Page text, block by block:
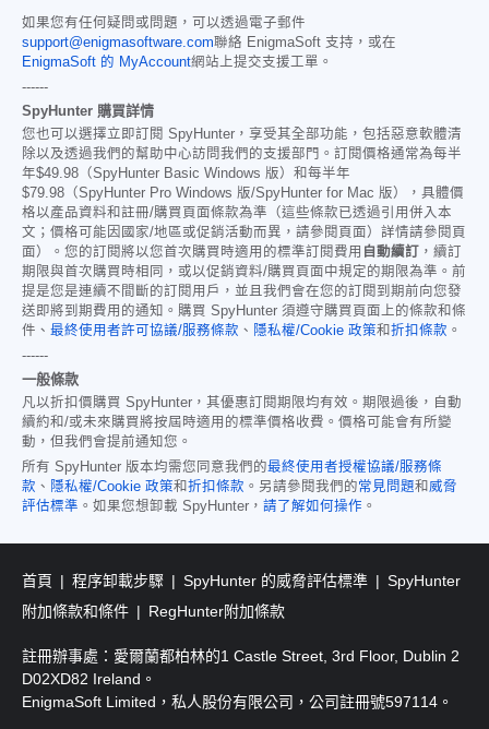
如果您有任何疑問或問題，可以透過電子郵件
support@enigmasoftware.com聯絡 EnigmaSoft 支持，或在
EnigmaSoft 的 MyAccount網站上提交支援工單。
------
SpyHunter 購買詳情
您也可以選擇立即訂閱 SpyHunter，享受其全部功能，包括惡意軟體清
除以及透過我們的幫助中心訪問我們的支援部門。訂閱價格通常為每半
年$49.98 （SpyHunter Basic Windows 版）和每半年
$79.98 （SpyHunter Pro Windows 版/SpyHunter for Mac 版），具體價
格以產品資料和註冊/購買頁面條款為準（這些條款已透過引用併入本
文；價格可能因國家/地區或促銷活動而異，請參閱頁面）詳情請參閱頁
面）。您的訂閱將以您首次購買時適用的標準訂閱費用 自動續訂
，續訂
期限與首次購買時相同，或以促銷資料/購買頁面中規定的期限為準。前
提是您是連續不間斷的訂閱用戶，並且我們會在您的訂閱到期前向您發
送即將到期費用的通知。購買 SpyHunter 須遵守購買頁面上的條款和條
件、 最終使用者許可協議/服務條款 、 隱私權/Cookie 政策和折扣條款 。
------
一般條款
凡以折扣價購買 SpyHunter，其優惠訂閱期限均有效。期限過後，自動
續約和/或未來購買將按屆時適用的標準價格收費。價格可能會有所變
動，但我們會提前通知您。
所有 SpyHunter 版本均需您同意我們的最終使用者授權協議/服務條
款 、 隱私權/Cookie 政策和折扣條款 。另請參閱我們的常見問題和威脅
評估標準 。如果您想卸載 SpyHunter， 請了解如何操作 。
首頁 程序卸載步驟 SpyHunter 的威脅評估標準
SpyHunter
附加條款和條件
RegHunter附加條款
註冊辦事處：愛爾蘭都柏林的1 Castle Street, 3rd Floor, Dublin 2
D02XD82 Ireland。
EnigmaSoft Limited，私人股份有限公司，公司註冊號597114。